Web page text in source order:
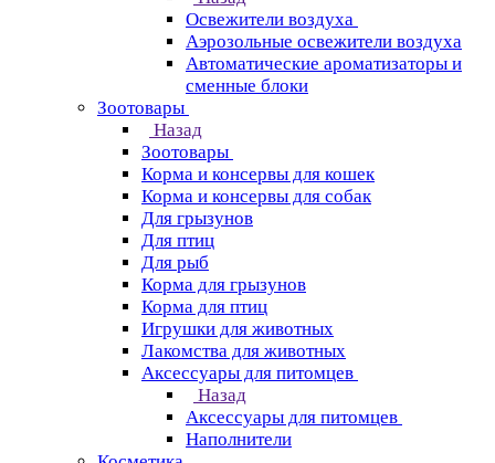
Освежители воздуха
Аэрозольные освежители воздуха
Автоматические ароматизаторы и
сменные блоки
Зоотовары
Назад
Зоотовары
Корма и консервы для кошек
Корма и консервы для собак
Для грызунов
Для птиц
Для рыб
Корма для грызунов
Корма для птиц
Игрушки для животных
Лакомства для животных
Аксессуары для питомцев
Назад
Аксессуары для питомцев
Наполнители